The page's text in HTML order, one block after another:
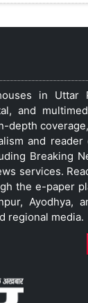
in Uttar
and
depth
and reader
Breaking
services.
the e-paper
Ayodhya,
regional media.